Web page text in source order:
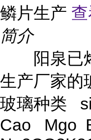
鳞片生产
简介
阳泉已
生产厂家的
玻璃种类
Cao Mgo